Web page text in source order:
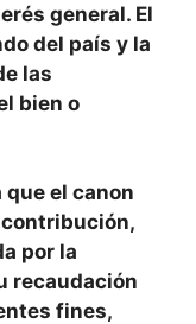
general. El
del país y la
las
bien o
el canon
por la
recaudación
fines,